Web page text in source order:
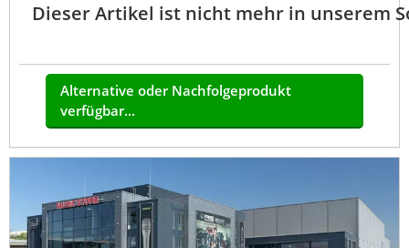
Dieser Artikel ist nicht mehr in unserem
Alternative oder Nachfolgeprodukt
verfügbar...